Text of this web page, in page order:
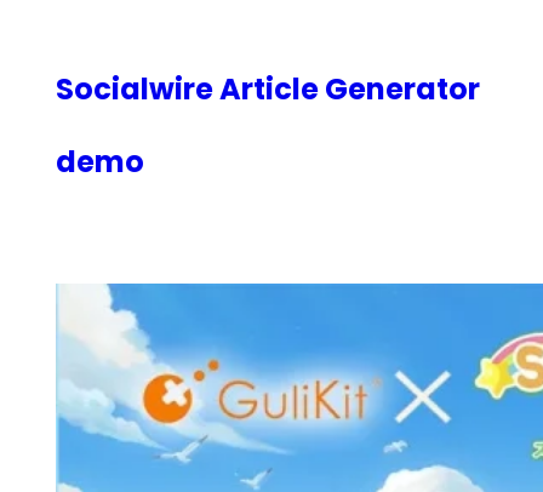
Socialwire Article Generator
demo